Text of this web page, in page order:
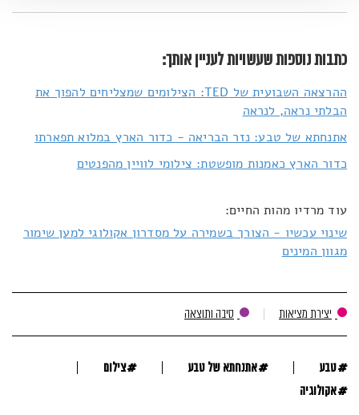
כתבות נוספות שעשויות לעניין אותך:
ההרצאה השבועית של TED: הצילומים שמצליחים להפוך את
הבלתי נראה, לנראה
אתנחתא של טבע: נזר הבריאה - כדור הארץ במלוא תפארתו
כדור הארץ כאמנות מופשטת: צילומי לוויין מהפנטים
עוד מרדיו מהות החיים:
שינוי עכשיו - הצורך בשמירה על מסדרון אקולוגי למען שימור
מגוון המינים
יצירת מציאות סיבה ותוצאה
#טבע #אתנחתא של טבע #צילום
#אקולוגיה